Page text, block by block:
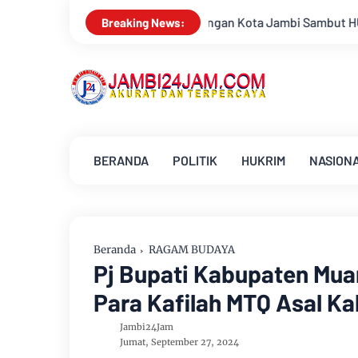
Breaking News:
Jambi Sambut HUT Kemerdekaan RI Ke 81 Gelar Berbagai
BERANDA POLITIK HUKRIM
Beranda RAGAM BUDAYA
Pj Bupati Kabupaten
Para Kafilah MTQ Asal
Jambi24Jam
Jumat, September 27, 2024